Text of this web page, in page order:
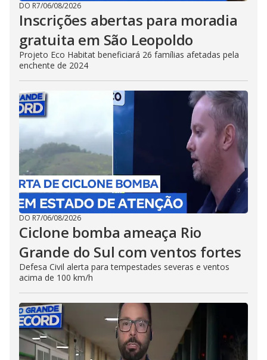
DO R7/06/08/2026
Inscrições abertas para moradia
gratuita em São Leopoldo
Projeto Eco Habitat beneficiará 26 famílias afetadas pela
enchente de 2024
DO R7/06/08/2026
Ciclone bomba ameaça Rio
Grande do Sul com ventos fortes
Defesa Civil alerta para tempestades severas e ventos
acima de 100 km/h